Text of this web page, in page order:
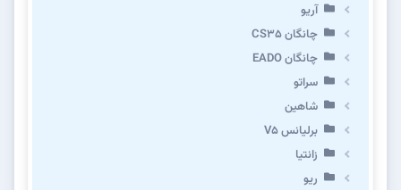
آریو
چانگان CS35
چانگان EADO
سراتو
شاهین
برلیانس V5
زانتیا
ریو